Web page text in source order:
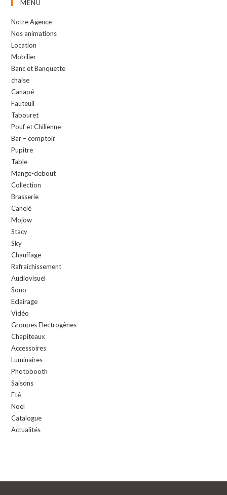
MENU
Notre Agence
Nos animations
Location
Mobilier
Banc et Banquette
chaise
Canapé
Fauteuil
Tabouret
Pouf et Chilienne
Bar – comptoir
Pupitre
Table
Mange-debout
Collection
Brasserie
Canelé
Mojow
Stacy
Sky
Chauffage
Rafraichissement
Audiovisuel
Sono
Eclairage
Vidéo
Groupes Electrogènes
Chapiteaux
Accessoires
Luminaires
Photobooth
Saisons
Eté
Noël
Catalogue
Actualités